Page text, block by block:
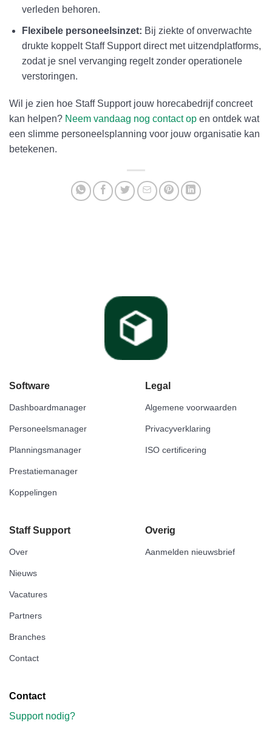
verleden behoren.
Flexibele personeelsinzet: Bij ziekte of onverwachte
drukte koppelt Staff Support direct met uitzendplatforms,
zodat je snel vervanging regelt zonder operationele
verstoringen.
Wil je zien hoe Staff Support jouw horecabedrijf concreet
kan helpen? Neem vandaag nog contact op en ontdek wat
een slimme personeelsplanning voor jouw organisatie kan
betekenen.
Software
Dashboardmanager
Personeelsmanager
Planningsmanager
Prestatiemanager
Koppelingen
Legal
Algemene voorwaarden
Privacyverklaring
ISO certificering
Staff Support
Over
Nieuws
Vacatures
Partners
Branches
Contact
Overig
Aanmelden nieuwsbrief
Contact
Support nodig?